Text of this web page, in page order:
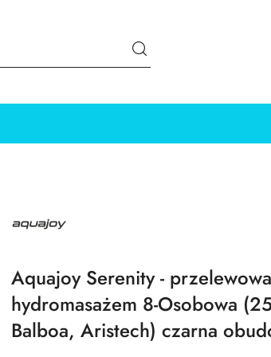
AQUAJOY
Aquajoy Serenity -
hydromasażem 8-Osobowa
Balboa, Aristech) czarna